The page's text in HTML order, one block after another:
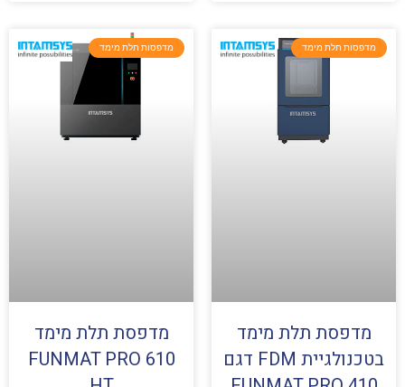
מדפסות תלת מימד
מדפסת תלת מימד
בטכנולגיית FDM דגם
מדפסות תלת מימד
מדפסת תלת מימד
FUNMAT PRO 610